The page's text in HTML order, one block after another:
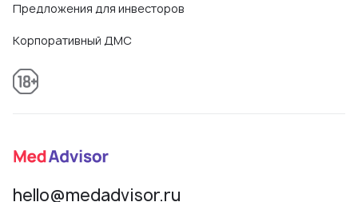
Предложения для инвесторов
Корпоративный ДМС
hello@medadvisor.ru